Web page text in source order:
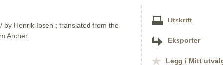
by Henrik Ibsen ; translated from the
Archer
Utskrift
Eksporter
Legg i Mitt